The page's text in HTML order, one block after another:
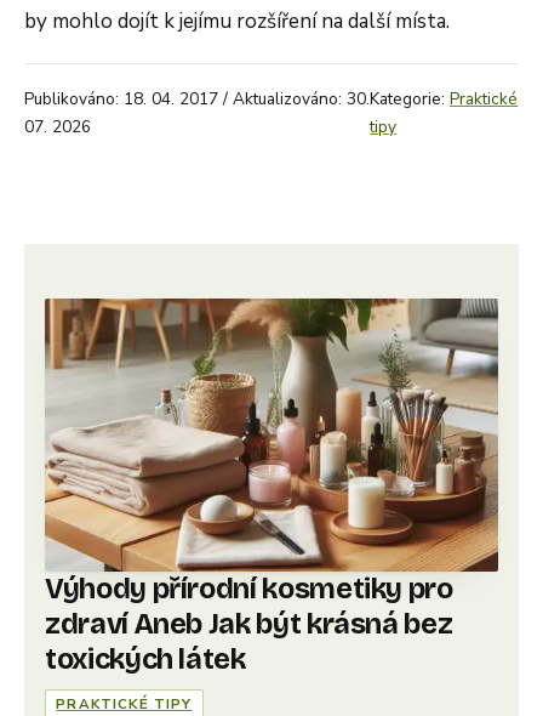
by mohlo dojít k jejímu rozšíření na další místa.
Publikováno: 18. 04. 2017 / Aktualizováno: 30.
07. 2026
Kategorie:Praktické
tipy
Výhody přírodní kosmetiky pro
zdraví Aneb Jak být krásná bez
toxických látek
PRAKTICKÉ TIPY